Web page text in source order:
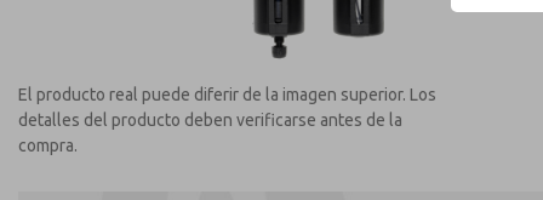
El producto real puede diferir de la imagen superior. Los
detalles del producto deben verificarse antes de la
compra.